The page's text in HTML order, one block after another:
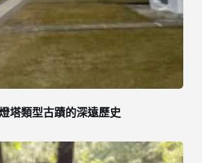
塔類型古蹟的深遠歷史